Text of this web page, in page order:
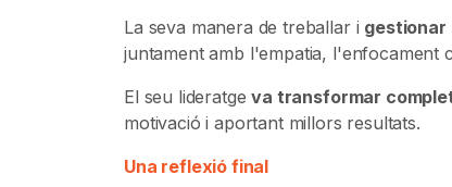
La seva manera de treballar i gestionar
juntament amb l'empatia, l'enfocament
El seu lideratgeva transformar
motivació i aportant millors resultats.
Una reflexió final